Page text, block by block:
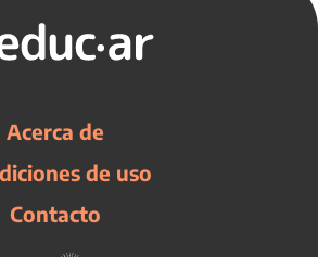
Acerca de
de uso
Contacto